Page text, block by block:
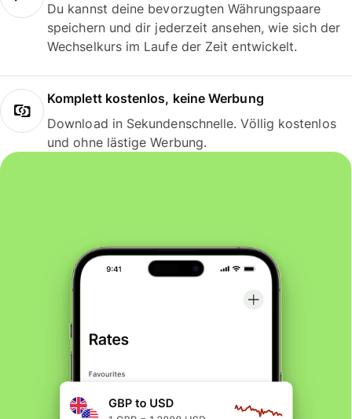
Du kannst deine bevorzugten Währungspaare
speichern und dir jederzeit ansehen, wie sich der
Wechselkurs im Laufe der Zeit entwickelt.
Komplett kostenlos, keine Werbung
Download in Sekundenschnelle. Völlig kostenlos
und ohne lästige Werbung.